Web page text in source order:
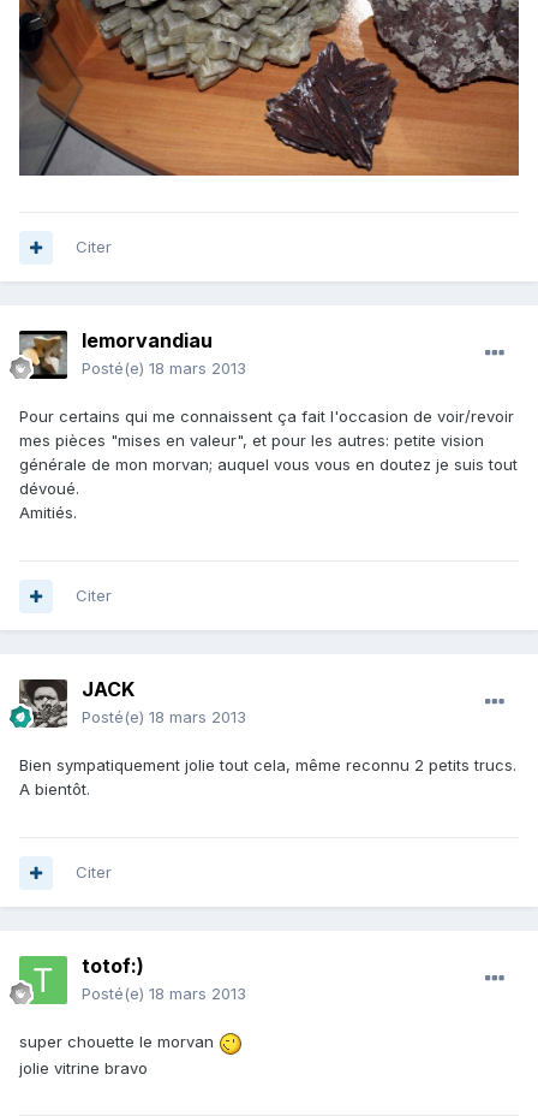
Citer
lemorvandiau
Posté(e) 18 mars 2013
Pour certains qui me connaissent ça fait l'occasion de voir/revoir
mes pièces "mises en valeur", et pour les autres: petite vision
générale de mon morvan; auquel vous vous en doutez je suis tout
dévoué.
Amitiés.
Citer
JACK
Posté(e) 18 mars 2013
Bien sympatiquement jolie tout cela, même reconnu 2 petits trucs.
A bientôt.
Citer
totof:)
Posté(e) 18 mars 2013
super chouette le morvan
jolie vitrine bravo